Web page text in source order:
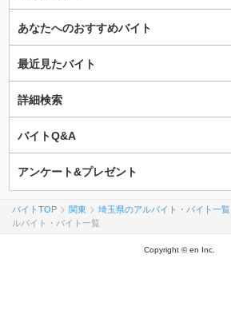
あなたへのおすすめバイト
最近見たバイト
詳細検索
バイトQ&A
アンケート&プレゼント
バイトTOP 関東 埼玉県のアルバイト・バイト一覧
ルバイト・バイト一覧
Copyright © en Inc.